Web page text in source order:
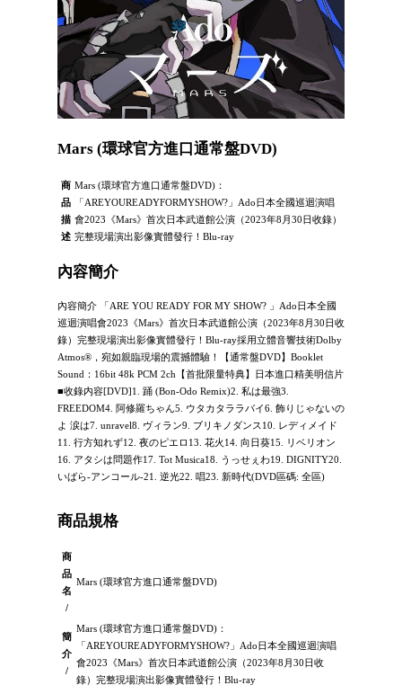
Mars (環球官方進口通常盤DVD)
商
品
描
述
Mars (環球官方進口通常盤DVD)：
「AREYOUREADYFORMYSHOW?」Ado日本全國巡迴演唱
會2023《Mars》首次日本武道館公演（2023年8月30日收錄）
完整現場演出影像實體發行！Blu-ray
內容簡介
內容簡介 「ARE YOU READY FOR MY SHOW? 」Ado日本全國
巡迴演唱會2023《Mars》首次日本武道館公演（2023年8月30日收
錄）完整現場演出影像實體發行！Blu-ray採用立體音響技術Dolby
Atmos®，宛如親臨現場的震撼體驗！【通常盤DVD】Booklet
Sound：16bit 48k PCM 2ch【首批限量特典】日本進口精美明信片
■收錄内容[DVD]1. 踊 (Bon-Odo Remix)2. 私は最強3.
FREEDOM4. 阿修羅ちゃん5. ウタカタララバイ6. 飾りじゃないの
よ 涙は7. unravel8. ヴィラン9. ブリキノダンス10. レディメイド
11. 行方知れず12. 夜のピエロ13. 花火14. 向日葵15. リベリオン
16. アタシは問題作17. Tot Musica18. うっせぇわ19. DIGNITY20.
いばら-アンコール-21. 逆光22. 唱23. 新時代(DVD區碼: 全區)
商品規格
商
品
名
/
Mars (環球官方進口通常盤DVD)
簡
介
/
Mars (環球官方進口通常盤DVD)：
「AREYOUREADYFORMYSHOW?」Ado日本全國巡迴演唱
會2023《Mars》首次日本武道館公演（2023年8月30日收
錄）完整現場演出影像實體發行！Blu-ray